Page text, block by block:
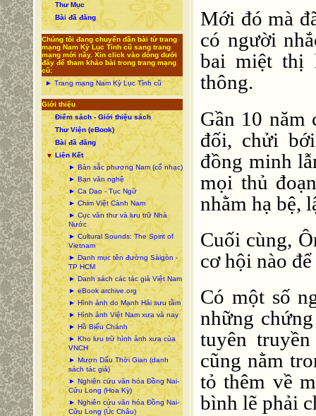
Thư Mục
Bài đã đăng
Chúng tôi đang chuyển dần bài từ trang
mạng Nam Kỳ Lục Tỉnh cũ sang trang
mạng mới nầy. Xin click vào dòng dưới
đây để tham khảo bài trong trang mạng
cũ:
► Trang mạng Nam Kỳ Lục Tỉnh cũ
Giới thiệu
Điểm sách - Giới thiệu sách
Thư Viện (eBook)
Bài đã đăng
▼ Liên Kết
► Bản sắc phương Nam (cổ nhạc)
► Bạn văn nghệ
► Ca Dao - Tục Ngữ
► Chim Việt Cành Nam
► Cục văn thư và lưu trữ Nhà
Nước
► Cultural Sounds: The Spirit of
Vietnam
► Danh mục tên đường Sàigòn -
TP HCM
► Danh sách các tác giả Việt Nam
► eBook archive.org
► Hình ảnh do Mạnh Hải sưu tầm
► Hình ảnh Việt Nam xưa và nay
► Hồ Biểu Chánh
► Kho lưu trữ hình ảnh xưa của
VNCH
► Mượn Dấu Thời Gian (danh
sách tác giả)
► Nghiên cứu văn hóa Đồng Nai-
Cửu Long (Hoa Kỳ)
► Nghiên cứu văn hóa Đồng Nai-
Cửu Long (Úc Châu)
Mới đó mà
có người
bai miệt thị
thông.
Gần 10 năm
đối, chửi
đồng minh
mọi thủ
nhằm hạ bệ,
Cuối cùng,
cơ hội nào
Có một số
những
tuyên
cũng nằm
tỏ thêm về
bình lẽ phải